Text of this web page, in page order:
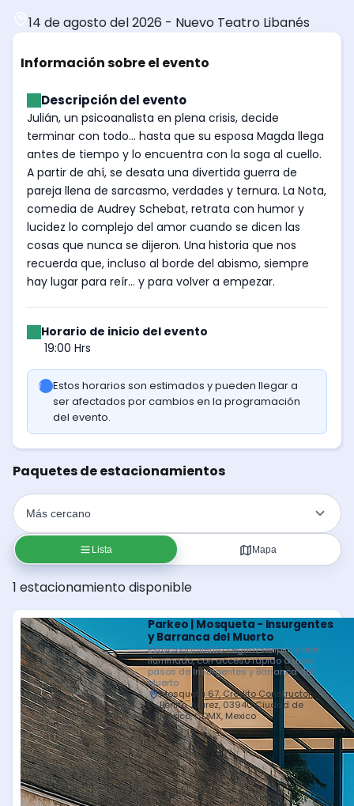
14 de agosto del 2026 - Nuevo Teatro Libanés
Información sobre el evento
Descripción del evento
Julián, un psicoanalista en plena crisis, decide
terminar con todo... hasta que su esposa Magda llega
antes de tiempo y lo encuentra con la soga al cuello.
A partir de ahí, se desata una divertida guerra de
pareja llena de sarcasmo, verdades y ternura. La Nota,
comedia de Audrey Schebat, retrata con humor y
lucidez lo complejo del amor cuando se dicen las
cosas que nunca se dijeron. Una historia que nos
recuerda que, incluso al borde del abismo, siempre
hay lugar para reír... y para volver a empezar.
Horario de inicio del evento
19:00 Hrs
Estos horarios son estimados y pueden llegar a
ser afectados por cambios en la programación
del evento.
Paquetes de estacionamientos
Lista Mapa
1 estacionamiento disponible
Parkeo | Mosqueta - Insurgentes
y Barranca del Muerto
Estacionamiento seguro, amplio y bien
iluminado, con acceso rápido a unos
pasos de Insurgentes y Barranca del
Muerto
Mosqueta 67, Crédito Constructor,
Benito Juárez, 03940 Ciudad de
México, CDMX, Mexico